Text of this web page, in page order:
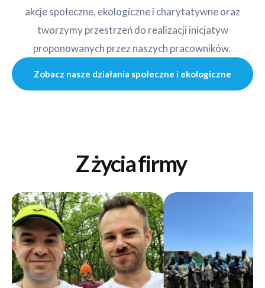
akcje społeczne, ekologiczne i charytatywne oraz
tworzymy przestrzeń do realizacji inicjatyw
proponowanych przez naszych pracowników.
Zobacz nasze działania społeczne i ekologiczne
Z życia firmy